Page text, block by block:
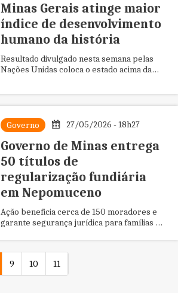
Minas Gerais atinge maior
índice de desenvolvimento
humano da história
Resultado divulgado nesta semana pelas
Nações Unidas coloca o estado acima da
Governo 27/05/2026 - 18h27
Governo de Minas entrega
50 títulos de
regularização fundiária
em Nepomuceno
Ação beneficia cerca de 150 moradores e
garante segurança jurídica para famílias do
9 10 11